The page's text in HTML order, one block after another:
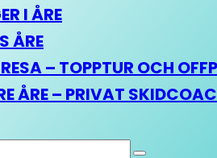
I ÅRE
ÅRE
– TOPPTUR OCH
ÅRE – PRIVAT